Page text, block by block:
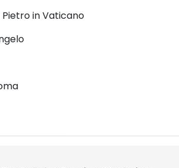
Pietro in Vaticano